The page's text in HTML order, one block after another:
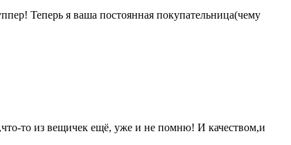
Теперь я ваша постоянная покупательница(чему
то из вещичек ещё, уже и не помню! И качеством,и